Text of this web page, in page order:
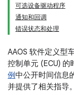
可选设备驱动程序
通知和回调
错误状态和处理
AAOS 软件定义型
控制单元 (ECU)
例中公开时间信息
并提供了相关指导。